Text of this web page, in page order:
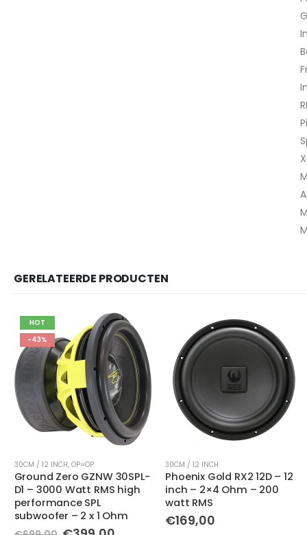
GERELATEERDE PRODUCTEN
HOT
-43%
30CM / 12 INCH, OP=OP
Ground Zero GZNW 30SPL-
D1 – 3000 Watt RMS high
performance SPL
subwoofer – 2 x 1 Ohm
30CM / 12 INCH
Phoenix Gold RX2 12D – 12
inch – 2×4 Ohm – 200
watt RMS
€169,00